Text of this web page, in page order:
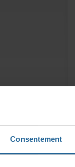
Consentement